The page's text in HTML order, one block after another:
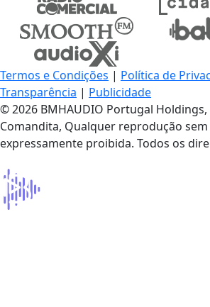
Termos e Condições | Política de
Transparência | Publicidade
© 2026 BMHAUDIO Portugal
Comandita, Qualquer reprodução
expressamente proibida. Todos os